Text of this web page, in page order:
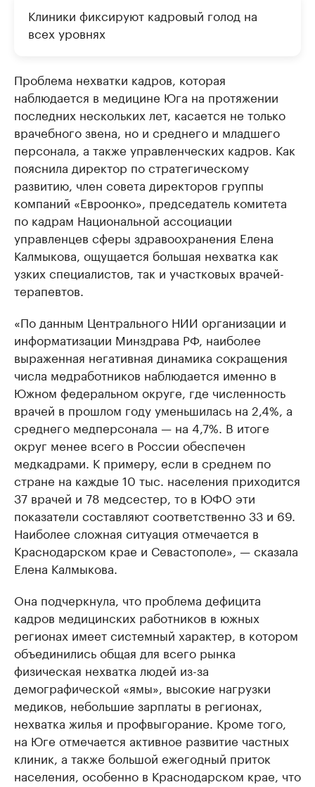
Клиники фиксируют кадровый голод на
всех уровнях
Проблема нехватки кадров, которая
наблюдается в медицине Юга на протяжении
последних нескольких лет, касается не только
врачебного звена, но и среднего и младшего
персонала, а также управленческих кадров. Как
пояснила директор по стратегическому
развитию, член совета директоров группы
компаний «Евроонко», председатель комитета
по кадрам Национальной ассоциации
управленцев сферы здравоохранения Елена
Калмыкова, ощущается большая нехватка как
узких специалистов, так и участковых врачей-
терапевтов.
«По данным Центрального НИИ организации и
информатизации Минздрава РФ, наиболее
выраженная негативная динамика сокращения
числа медработников наблюдается именно в
Южном федеральном округе, где численность
врачей в прошлом году уменьшилась на 2,4%, а
среднего медперсонала — на 4,7%. В итоге
округ менее всего в России обеспечен
медкадрами. К примеру, если в среднем по
стране на каждые 10 тыс. населения приходится
37 врачей и 78 медсестер, то в ЮФО эти
показатели составляют соответственно 33 и 69.
Наиболее сложная ситуация отмечается в
Краснодарском крае и Севастополе», — сказала
Елена Калмыкова.
Она подчеркнула, что проблема дефицита
кадров медицинских работников в южных
регионах имеет системный характер, в котором
объединились общая для всего рынка
физическая нехватка людей из-за
демографической «ямы», высокие нагрузки
медиков, небольшие зарплаты в регионах,
нехватка жилья и профвыгорание. Кроме того,
на Юге отмечается активное развитие частных
клиник, а также большой ежегодный приток
населения, особенно в Краснодарском крае, что